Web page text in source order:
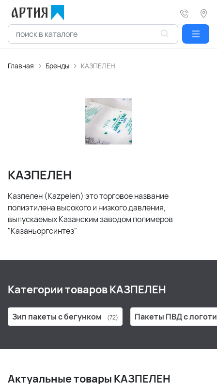
Главная Бренды КАЗПЕЛЕН
КАЗПЕЛЕН
Казпелен (Kazpelen) это торговое название
полиэтилена высокого и низкого давления,
выпускаемых Казанским заводом полимеров
"Казаньоргсинтез"
Категории товаров КАЗПЕЛЕН
Зип пакеты с бегунком (72) Пакеты ПВД с
Актуальные товары КАЗПЕЛЕН